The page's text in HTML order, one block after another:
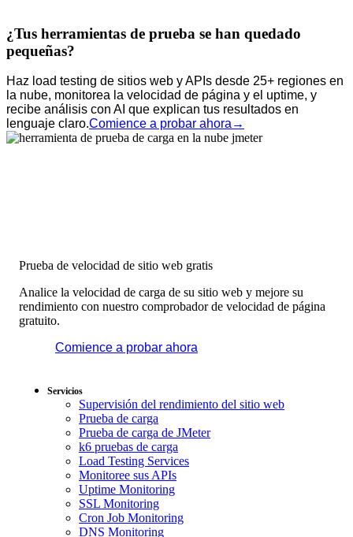
¿Tus herramientas de prueba se han quedado
pequeñas?
Haz load testing de sitios web y APIs desde 25+ regiones en
la nube, monitorea la velocidad de página y el uptime, y
recibe análisis con AI que explican tus resultados en
lenguaje claro.Comience a probar ahora →
Prueba de velocidad de sitio web gratis
Analice la velocidad de carga de su sitio web y mejore su
rendimiento con nuestro comprobador de velocidad de página
gratuito.
Comience a probar ahora
Servicios
Supervisión del rendimiento del sitio web
Prueba de carga
Prueba de carga de JMeter
k6 pruebas de carga
Load Testing Services
Monitoree sus APIs
Uptime Monitoring
SSL Monitoring
Cron Job Monitoring
DNS Monitoring